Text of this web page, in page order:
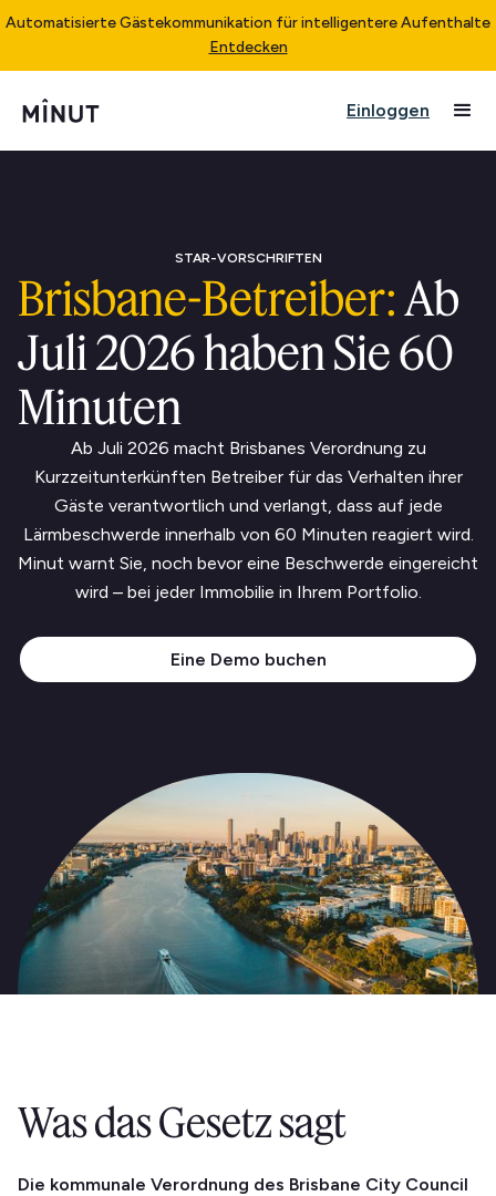
Automatisierte Gästekommunikation für intelligentere Aufenthalte
Entdecken
Einloggen
STAR-VORSCHRIFTEN
Brisbane-Betreiber:Ab
Juli 2026 haben Sie 60
Minuten
Ab Juli 2026 macht Brisbanes Verordnung zu
Kurzzeitunterkünften Betreiber für das Verhalten ihrer
Gäste verantwortlich und verlangt, dass auf jede
Lärmbeschwerde innerhalb von 60 Minuten reagiert wird.
Minut warnt Sie, noch bevor eine Beschwerde eingereicht
wird – bei jeder Immobilie in Ihrem Portfolio.
Eine Demo buchen
Was das Gesetz sagt
Die kommunale Verordnung des Brisbane City Council